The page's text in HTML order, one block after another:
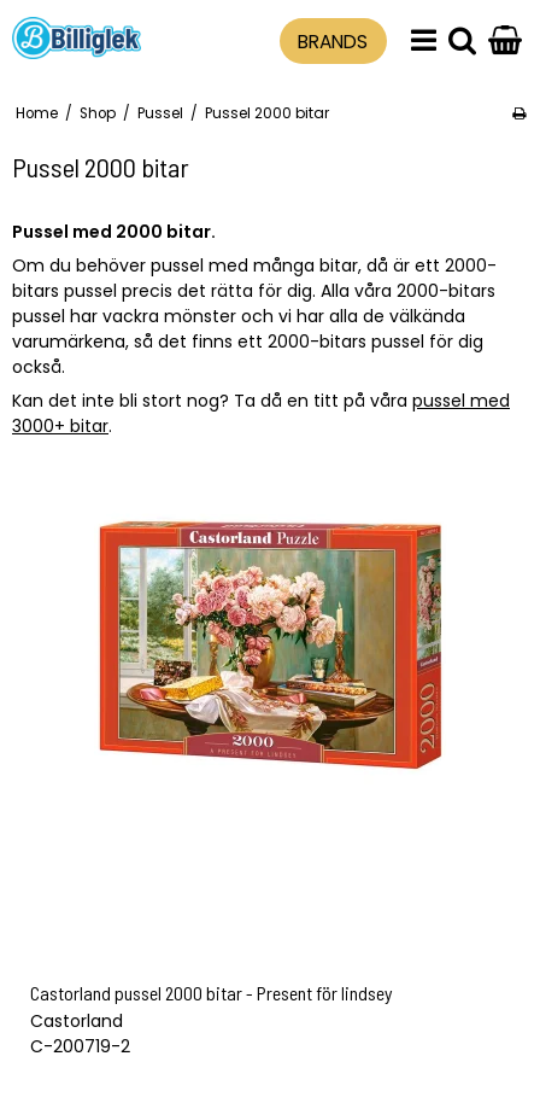
BRANDS
Home / Shop / Pussel / Pussel 2000 bitar
Pussel 2000 bitar
Pussel med 2000 bitar.
Om du behöver pussel med många bitar, då är ett 2000-
bitars pussel precis det rätta för dig. Alla våra 2000-bitars
pussel har vackra mönster och vi har alla de välkända
varumärkena, så det finns ett 2000-bitars pussel för dig
också.
Kan det inte bli stort nog? Ta då en titt på våra pussel med
3000+ bitar.
Castorland pussel 2000 bitar - Present för lindsey
Castorland
C-200719-2